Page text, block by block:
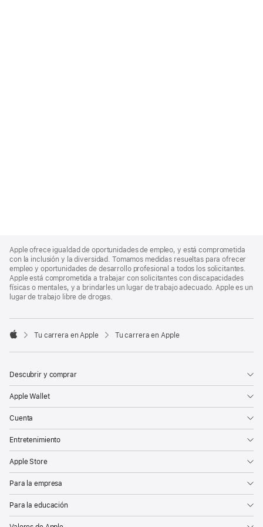
Footer
Apple ofrece igualdad de oportunidades de empleo, y está comprometida
con la inclusión y la diversidad. Tomamos medidas resueltas para ofrecer
empleo y oportunidades de desarrollo profesional a todos los solicitantes.
Apple está comprometida a trabajar con solicitantes con discapacidades
físicas o mentales, y a brindarles un lugar de trabajo adecuado. Apple es un
lugar de trabajo libre de drogas.

Tu carrera en Apple Tu carrera en Apple
Descubrir y comprar
Apple Wallet
Cuenta
Entretenimiento
Apple Store
Para la empresa
Para la educación